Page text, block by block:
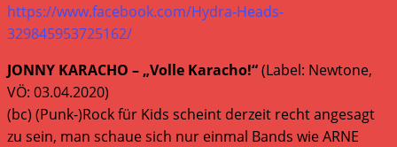
https://www.facebook.com/Hydra-Heads-
329845953725162/
JONNY KARACHO – „Volle Karacho!“(Label: Newtone,
VÖ: 03.04.2020)
(bc) (Punk-)Rock für Kids scheint derzeit recht angesagt
zu sein, man schaue sich nur einmal Bands wie ARNE